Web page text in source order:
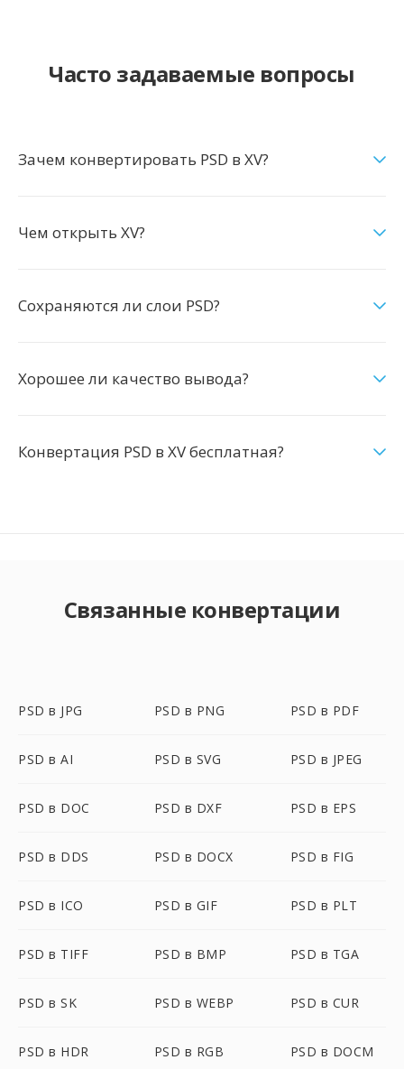
Часто задаваемые вопросы
Зачем конвертировать PSD в XV?
Чем открыть XV?
Сохраняются ли слои PSD?
Хорошее ли качество вывода?
Конвертация PSD в XV бесплатная?
Связанные конвертации
PSD в JPG PSD в PNG PSD в PDF
PSD в AI PSD в SVG PSD в JPEG
PSD в DOC PSD в DXF PSD в EPS
PSD в DDS PSD в DOCX PSD в FIG
PSD в ICO PSD в GIF PSD в PLT
PSD в TIFF PSD в BMP PSD в TGA
PSD в SK PSD в WEBP PSD в CUR
PSD в HDR PSD в RGB PSD в DOCM